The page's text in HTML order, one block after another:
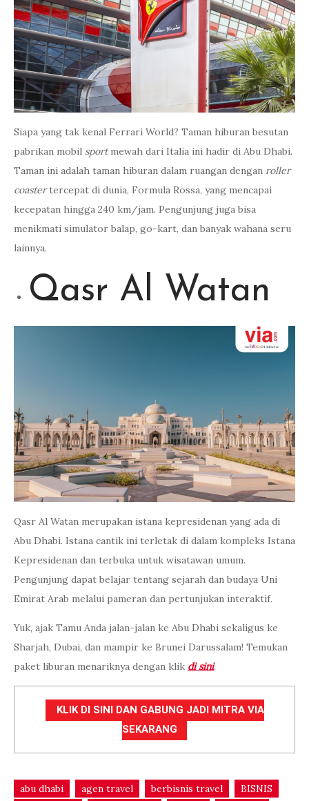
Siapa yang tak kenal Ferrari World? Taman hiburan besutan
pabrikan mobil sportmewah dari Italia ini hadir di Abu Dhabi.
Taman ini adalah taman hiburan dalam ruangan dengan roller
coastertercepat di dunia, Formula Rossa, yang mencapai
kecepatan hingga 240 km/jam. Pengunjung juga bisa
menikmati simulator balap, go-kart, dan banyak wahana seru
lainnya.
Qasr Al Watan
Qasr Al Watan merupakan istana kepresidenan yang ada di
Abu Dhabi. Istana cantik ini terletak di dalam kompleks Istana
Kepresidenan dan terbuka untuk wisatawan umum.
Pengunjung dapat belajar tentang sejarah dan budaya Uni
Emirat Arab melalui pameran dan pertunjukan interaktif.
Yuk, ajak Tamu Anda jalan-jalan ke Abu Dhabi sekaligus ke
Sharjah, Dubai, dan mampir ke Brunei Darussalam! Temukan
paket liburan menariknya dengan klik di sini.
KLIK DI SINI DAN GABUNG JADI MITRA VIA
SEKARANG
abu dhabi agen travel berbisnis travel
BISNIS